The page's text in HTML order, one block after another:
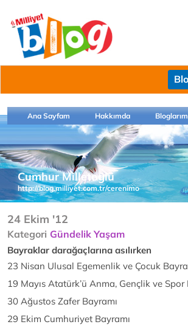
Ana Sayfam Hakkımda Bloglarım
Cumhur Milletoğlu
http://blog.milliyet.com.tr/cerenimo
24 Ekim '12
Kategori Gündelik Yaşam
Bayraklar darağaçlarına asılırken
23 Nisan Ulusal Egemenlik ve Çocuk
19 Mayıs Atatürk’ü Anma, Gençlik ve Spor
30 Ağustos Zafer Bayramı
29 Ekim Cumhuriyet Bayramı